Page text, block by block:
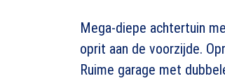
Mega-diepe achtertuin
oprit aan de voorzijde.
Ruime garage met